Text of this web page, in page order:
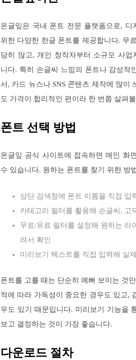
온글잎은 국내 폰트 전문 플랫폼으로, 디
위한 다양한 한글 폰트를 제공합니다. 무
당히 많고, 개인 창작자부터 소규모 사업
니다. 특히 손글씨 느낌의 폰트나 감성적
서, 카드 뉴스나 SNS 콘텐츠 제작에 많이
도 가격이 합리적인 편이라 한 번쯤 살펴
폰트 선택 방법
온글잎 공식 사이트에 접속하면 메인 화
수 있습니다. 원하는 폰트를 찾기 위한 방
상단 검색창에 폰트 이름을 직접 입
카테고리 필터를 활용해 손글씨, 고
무료/유료 필터를 설정해 원하는 라
려서 확인
미리보기 텍스트를 직접 입력해 실
폰트를 고를 때는 단순히 예뻐 보이는 것
적에 따라 가독성이 중요한 경우도 있고,
우도 있기 때문입니다. 미리보기 기능을
보고 결정하는 것이 가장 좋습니다.
다운로드 절차